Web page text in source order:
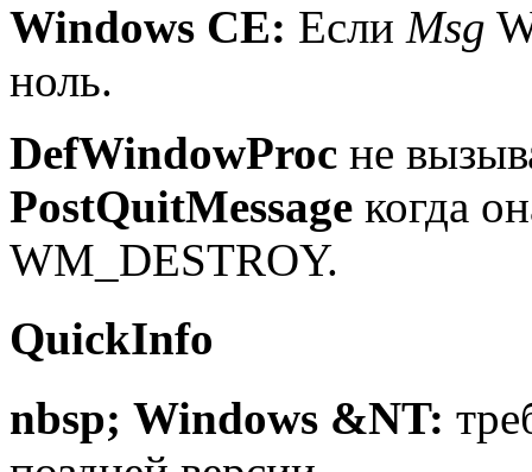
Windows CE: Если Msg
ноль.
DefWindowProc не
PostQuitMessage когда
WM_DESTROY.
QuickInfo
nbsp; Windows &NT: